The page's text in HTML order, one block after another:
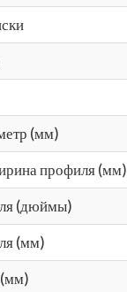
(мм)
профиля (мм)
(дюймы)
(мм)
(мм)